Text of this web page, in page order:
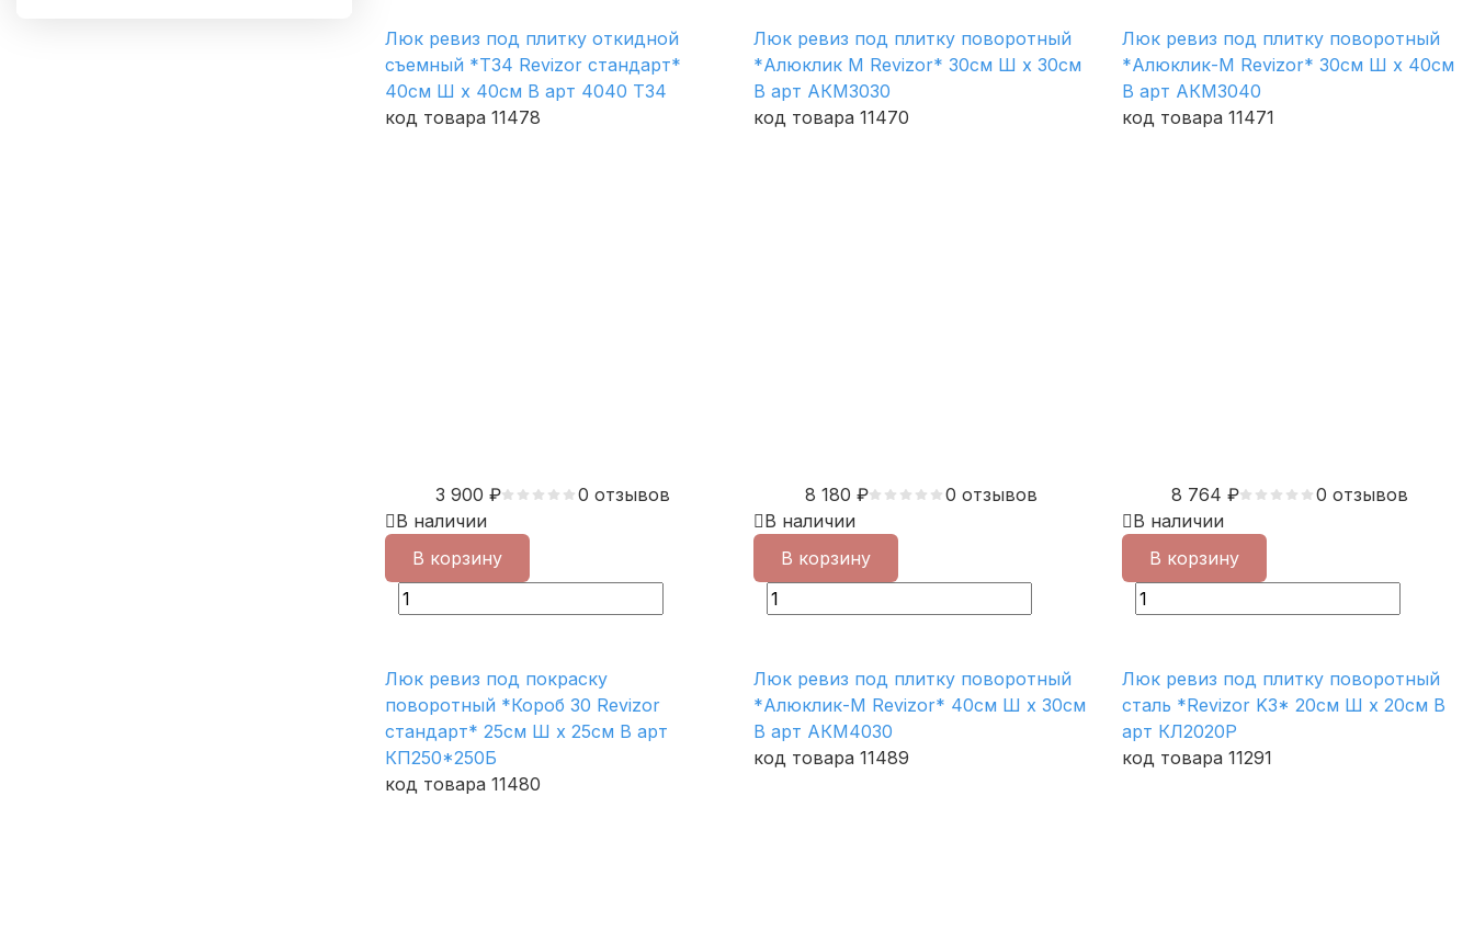
Люк ревиз под плитку откидной
съемный *Т34 Revizor стандарт*
40см Ш х 40см В арт 4040 Т34
код товара 11478
3 900 ₽
0 отзывов
В наличии
В корзину
Люк ревиз под плитку поворотный
*Алюклик М Revizor* 30см Ш х 30см
В арт АКМ3030
код товара 11470
8 180 ₽
0 отзывов
В наличии
В корзину
Люк ревиз под плитку поворотный
*Алюклик-М Revizor* 30см Ш х 40см
В арт АКМ3040
код товара 11471
8 764 ₽
0 отзывов
В наличии
В корзину
Люк ревиз под покраску
поворотный *Короб 30 Revizor
стандарт* 25см Ш х 25см В арт
КП250*250Б
код товара 11480
Люк ревиз под плитку поворотный
*Алюклик-М Revizor* 40см Ш х 30см
В арт АКМ4030
код товара 11489
Люк ревиз под плитку поворотный
сталь *Revizor K3* 20см Ш х 20см В
арт КЛ2020Р
код товара 11291